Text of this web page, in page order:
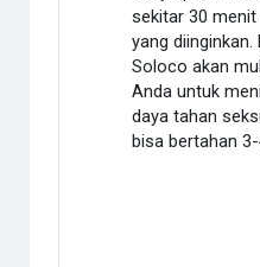
sekitar 30
yang
Soloco akan
Anda untuk
daya tahan
bisa bertahan